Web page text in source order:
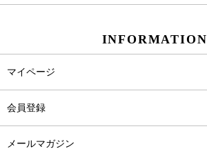
INFORMATION
マイページ
会員登録
メールマガジン